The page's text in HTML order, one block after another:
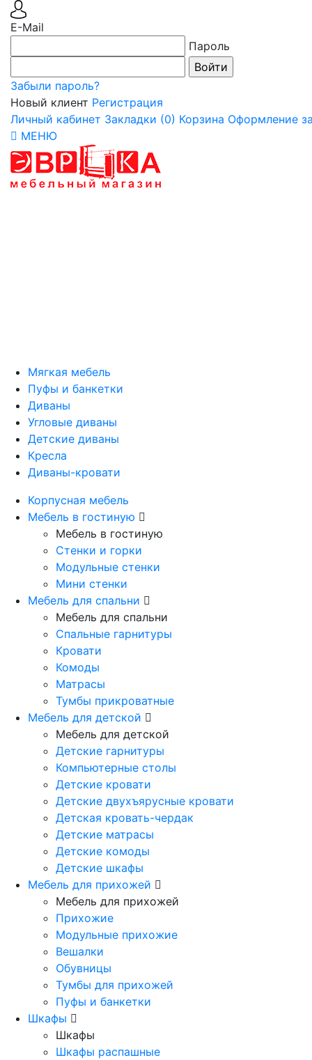
E-Mail
Пароль
Забыли пароль?
Новый клиент Регистрация
Личный кабинет Закладки (0) Корзина Оформление
МЕНЮ
Мягкая мебель
Пуфы и банкетки
Диваны
Угловые диваны
Детские диваны
Кресла
Диваны-кровати
Корпусная мебель
Мебель в гостиную
Мебель в гостиную
Стенки и горки
Модульные стенки
Мини стенки
Мебель для спальни
Мебель для спальни
Спальные гарнитуры
Кровати
Комоды
Матрасы
Тумбы прикроватные
Мебель для детской
Мебель для детской
Детские гарнитуры
Компьютерные столы
Детские кровати
Детские двухъярусные кровати
Детская кровать-чердак
Детские матрасы
Детские комоды
Детские шкафы
Мебель для прихожей
Мебель для прихожей
Прихожие
Модульные прихожие
Вешалки
Обувницы
Тумбы для прихожей
Пуфы и банкетки
Шкафы
Шкафы
Шкафы распашные